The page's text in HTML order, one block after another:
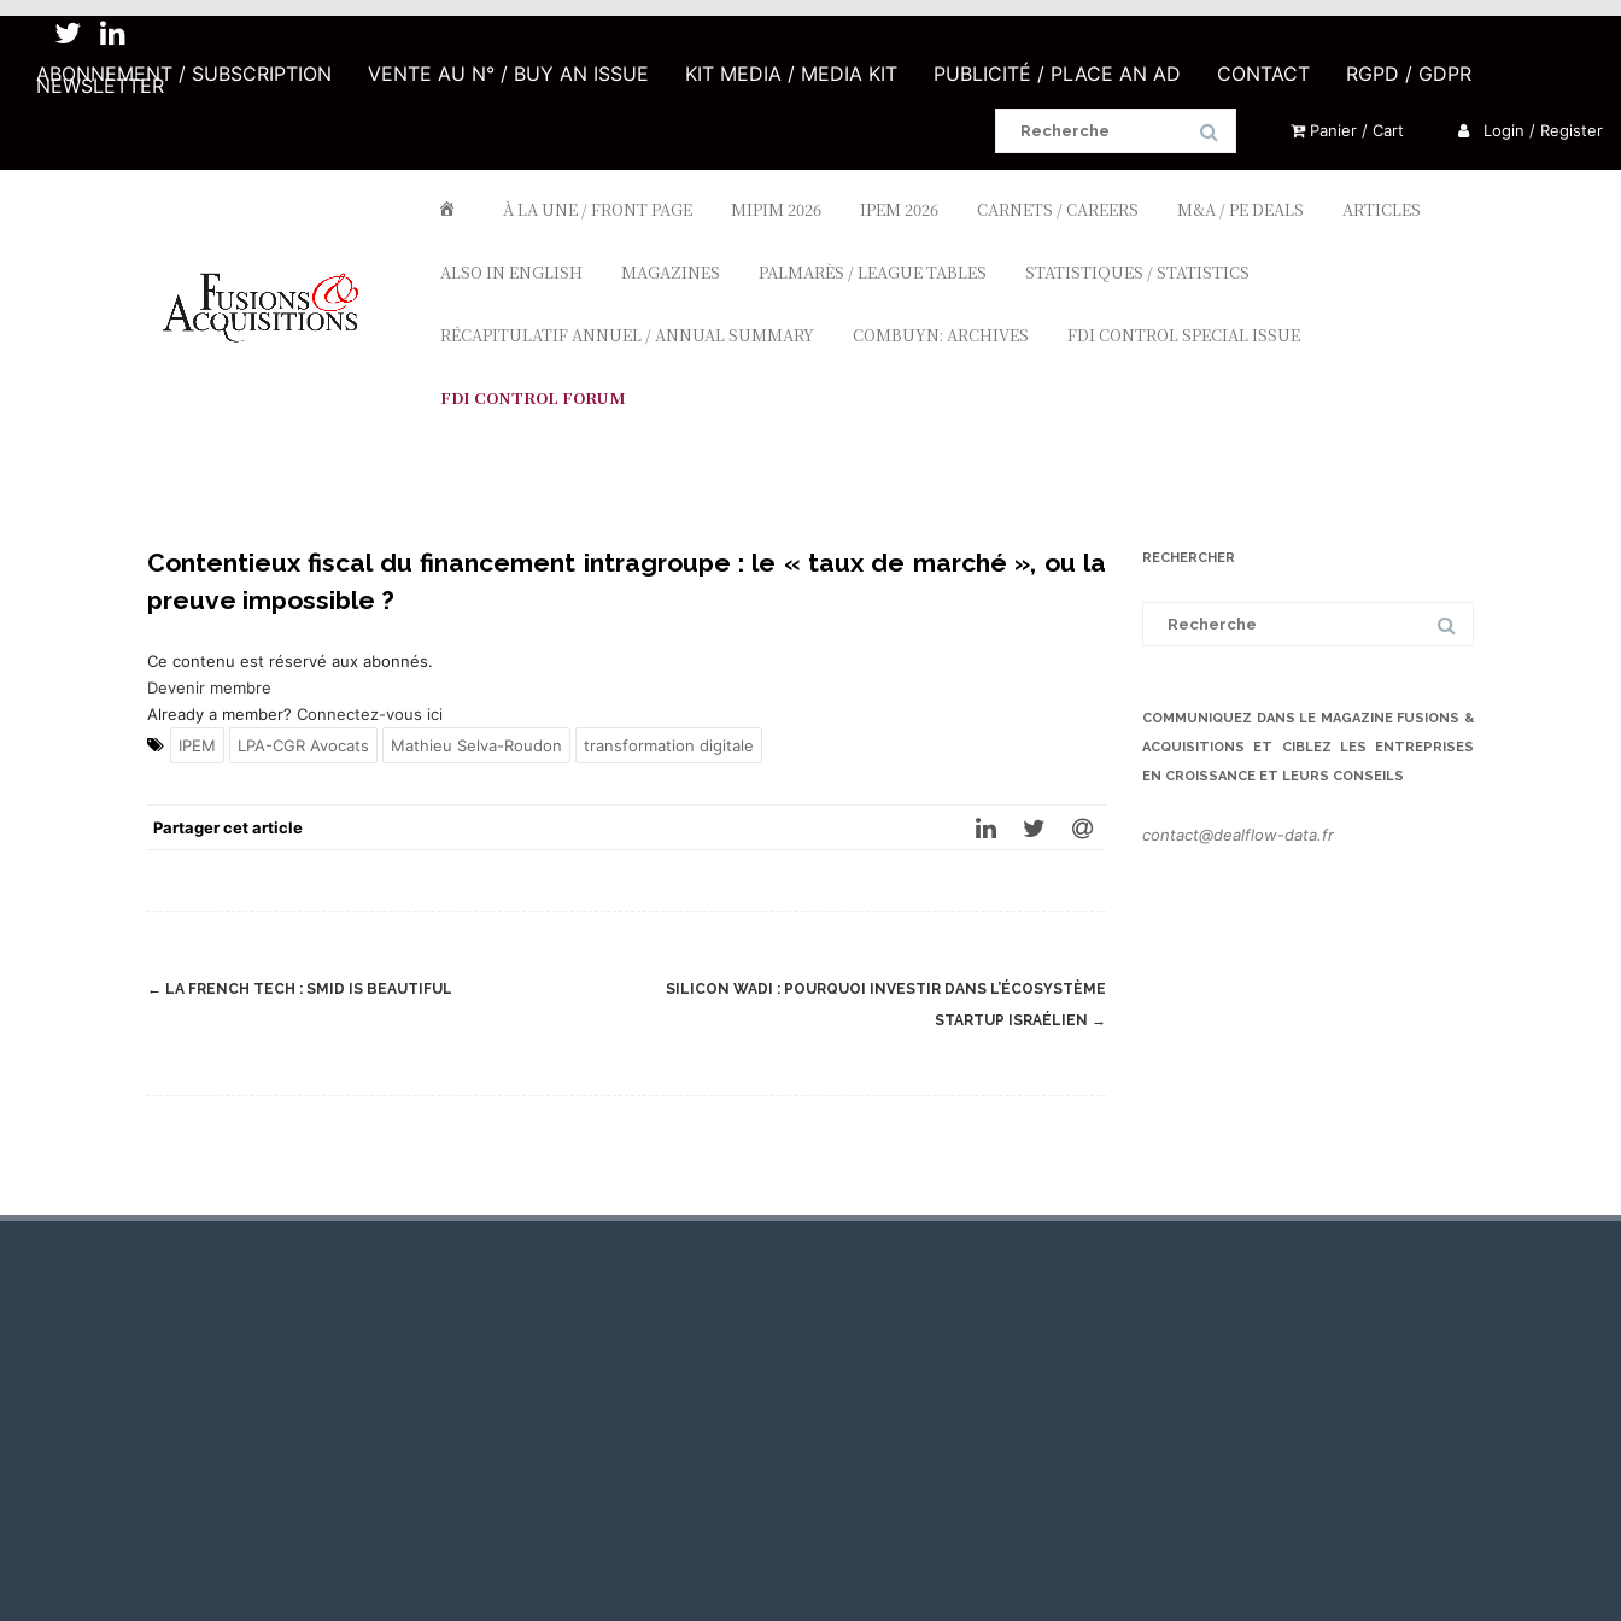
ABONNEMENT / SUBSCRIPTION VENTE AU N° / BUY AN ISSUE KIT MEDIA / MEDIA KIT PUBLICITÉ / PLACE AN AD CONTACT RGPD / GDPR
NEWSLETTER
Search
Panier / Cart Login / Register
À LA UNE / FRONT PAGE MIPIM 2026 IPEM 2026 CARNETS / CAREERS M&A / PE DEALS ARTICLES
ALSO IN ENGLISH MAGAZINES PALMARÈS / LEAGUE TABLES STATISTIQUES / STATISTICS
RÉCAPITULATIF ANNUEL / ANNUAL SUMMARY COMBUYN: ARCHIVES FDI CONTROL SPECIAL ISSUE
FDI CONTROL FORUM
Contentieux fiscal du financement intragroupe : le « taux de marché », ou la
preuve impossible ?
Ce contenu est réservé aux abonnés.
Devenir membre
Already a member? Connectez-vous ici
IPEM
LPA-CGR Avocats Mathieu Selva-Roudon transformation digitale
Partager cet article
Post
← LA FRENCH TECH : SMID IS BEAUTIFUL
SILICON WADI : POURQUOI INVESTIR DANS L’ÉCOSYSTÈME
STARTUP ISRAÉLIEN →
RECHERCHER
COMMUNIQUEZ DANS LE MAGAZINE FUSIONS &
ACQUISITIONS ET CIBLEZ LES ENTREPRISES
EN CROISSANCE ET LEURS CONSEILS
contact@dealflow-data.fr